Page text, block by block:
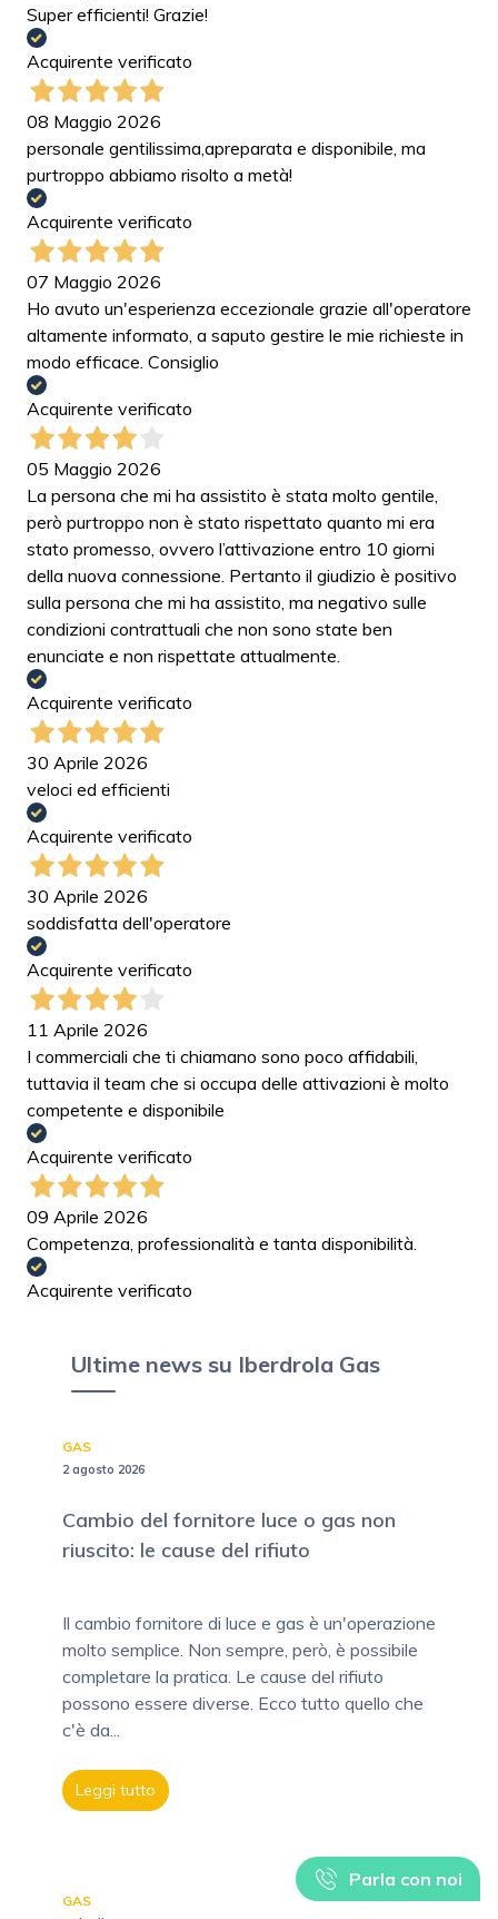
Super efficienti! Grazie!
Acquirente verificato
08 Maggio 2026
personale gentilissima,apreparata e disponibile, ma
purtroppo abbiamo risolto a metà!
Acquirente verificato
07 Maggio 2026
Ho avuto un'esperienza eccezionale grazie all'operatore
altamente informato, a saputo gestire le mie richieste in
modo efficace. Consiglio
Acquirente verificato
05 Maggio 2026
La persona che mi ha assistito è stata molto gentile,
però purtroppo non è stato rispettato quanto mi era
stato promesso, ovvero l’attivazione entro 10 giorni
della nuova connessione. Pertanto il giudizio è positivo
sulla persona che mi ha assistito, ma negativo sulle
condizioni contrattuali che non sono state ben
enunciate e non rispettate attualmente.
Acquirente verificato
30 Aprile 2026
veloci ed efficienti
Acquirente verificato
30 Aprile 2026
soddisfatta dell'operatore
Acquirente verificato
11 Aprile 2026
I commerciali che ti chiamano sono poco affidabili,
tuttavia il team che si occupa delle attivazioni è molto
competente e disponibile
Acquirente verificato
09 Aprile 2026
Competenza, professionalità e tanta disponibilità.
Acquirente verificato
Ultime news su Iberdrola Gas
GAS
2 agosto 2026
Cambio del fornitore luce o gas non
riuscito: le cause del rifiuto
Il cambio fornitore di luce e gas è un'operazione
molto semplice. Non sempre, però, è possibile
completare la pratica. Le cause del rifiuto
possono essere diverse. Ecco tutto quello che
c'è da...
Leggi tutto
GAS
Parla con noi